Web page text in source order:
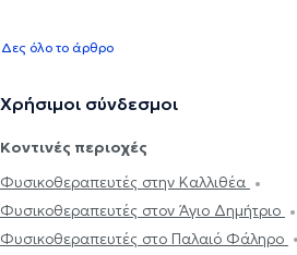
Δες όλο το άρθρο
Χρήσιμοι σύνδεσμοι
Κοντινές περιοχές
Φυσικοθεραπευτές στην Καλλιθέα
Φυσικοθεραπευτές στον Άγιο Δημήτριο
Φυσικοθεραπευτές στο Παλαιό Φάληρο